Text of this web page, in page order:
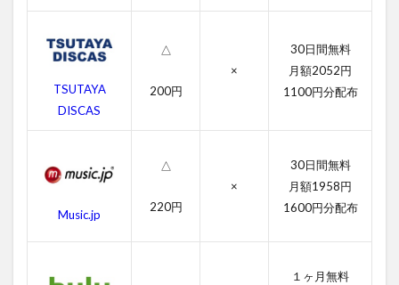
の
無
動
2.1
デッ
ドの
TSUTAYA
DISCAS
△
200円
×
30日間無料
月額2052円
1100円分配布
Music.jp
△
220円
×
30日間無料
月額1958円
1600円分配布
１ヶ月無料